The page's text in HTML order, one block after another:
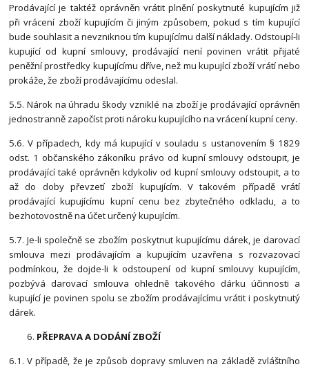
Prodávající je taktéž oprávněn vrátit plnění poskytnuté kupujícím již
při vrácení zboží kupujícím či jiným způsobem, pokud s tím kupující
bude souhlasit a nevzniknou tím kupujícímu další náklady. Odstoupí-li
kupující od kupní smlouvy, prodávající není povinen vrátit přijaté
peněžní prostředky kupujícímu dříve, než mu kupující zboží vrátí nebo
prokáže, že zboží prodávajícímu odeslal.
5.5. Nárok na úhradu škody vzniklé na zboží je prodávající oprávněn
jednostranně započíst proti nároku kupujícího na vrácení kupní ceny.
5.6. V případech, kdy má kupující v souladu s ustanovením § 1829
odst. 1 občanského zákoníku právo od kupní smlouvy odstoupit, je
prodávající také oprávněn kdykoliv od kupní smlouvy odstoupit, a to
až do doby převzetí zboží kupujícím. V takovém případě vrátí
prodávající kupujícímu kupní cenu bez zbytečného odkladu, a to
bezhotovostně na účet určený kupujícím.
5.7. Je-li společně se zbožím poskytnut kupujícímu dárek, je darovací
smlouva mezi prodávajícím a kupujícím uzavřena s rozvazovací
podmínkou, že dojde-li k odstoupení od kupní smlouvy kupujícím,
pozbývá darovací smlouva ohledně takového dárku účinnosti a
kupující je povinen spolu se zbožím prodávajícímu vrátit i poskytnutý
dárek.
PŘEPRAVA A DODÁNÍ ZBOŽÍ
6.1. V případě, že je způsob dopravy smluven na základě zvláštního